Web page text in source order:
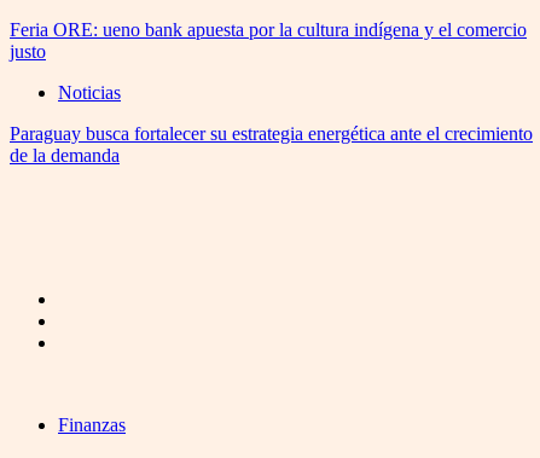
Feria ORE: ueno bank apuesta por la cultura indígena y el comercio
justo
Noticias
Paraguay busca fortalecer su estrategia energética ante el crecimiento
de la demanda
Finanzas